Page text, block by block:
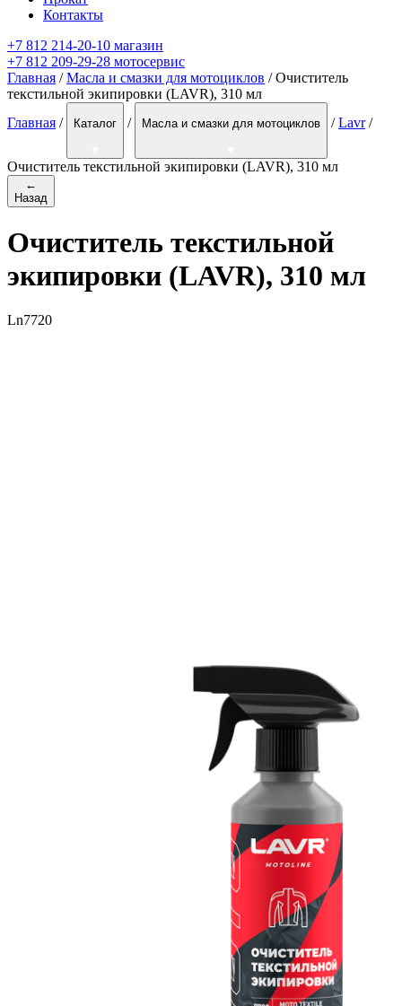
Контакты
+7 812 214-20-10 магазин
+7 812 209-29-28 мотосервис
Главная /Масла и смазки для мотоциклов / Очиститель
текстильной экипировки (LAVR), 310 мл
Главная / Каталог / Масла и смазки для мотоциклов / Lavr /
Очиститель текстильной экипировки (LAVR), 310 мл
←
Назад
Очиститель текстильной
экипировки (LAVR), 310 мл
Ln7720